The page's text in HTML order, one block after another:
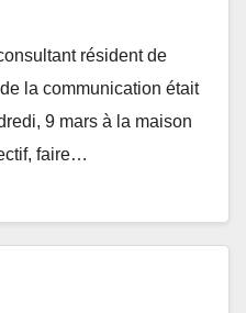
résident de
la communication était
9 mars à la maison
faire…